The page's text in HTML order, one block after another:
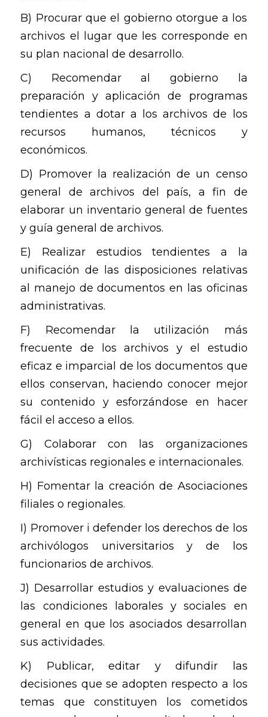
B) Procurar que el gobierno otorgue a los
archivos el lugar que les corresponde en
su plan nacional de desarrollo.
C) Recomendar al gobierno la
preparación y aplicación de programas
tendientes a dotar a los archivos de los
recursos humanos, técnicos y
económicos.
D) Promover la realización de un censo
general de archivos del país, a fin de
elaborar un inventario general de fuentes
y guía general de archivos.
E) Realizar estudios tendientes a la
unificación de las disposiciones relativas
al manejo de documentos en las oficinas
administrativas.
F) Recomendar la utilización más
frecuente de los archivos y el estudio
eficaz e imparcial de los documentos que
ellos conservan, haciendo conocer mejor
su contenido y esforzándose en hacer
fácil el acceso a ellos.
G) Colaborar con las organizaciones
archivísticas regionales e internacionales.
H) Fomentar la creación de Asociaciones
filiales o regionales.
I) Promover i defender los derechos de los
archivólogos universitarios y de los
funcionarios de archivos.
J) Desarrollar estudios y evaluaciones de
las condiciones laborales y sociales en
general en que los asociados desarrollan
sus actividades.
K) Publicar, editar y difundir las
decisiones que se adopten respecto a los
temas que constituyen los cometidos